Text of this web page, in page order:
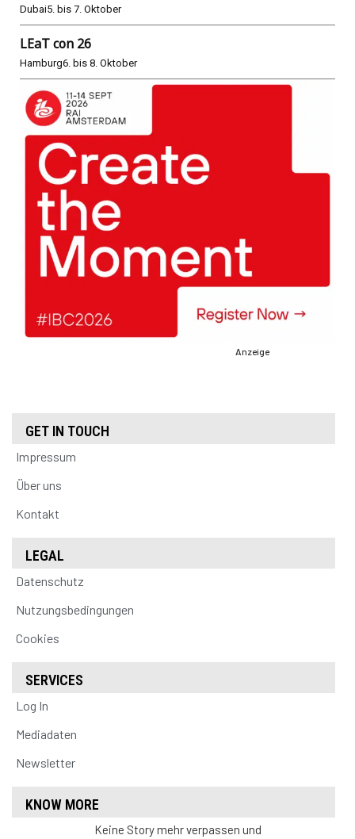
Dubai5. bis 7. Oktober
LEaT con 26
Hamburg6. bis 8. Oktober
Anzeige
GET IN TOUCH
Impressum
Über uns
Kontakt
LEGAL
Datenschutz
Nutzungsbedingungen
Cookies
SERVICES
Log In
Mediadaten
Newsletter
KNOW MORE
Keine Story mehr verpassen und